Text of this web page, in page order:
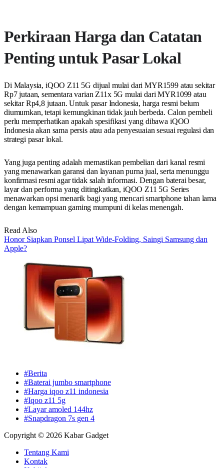
Perkiraan Harga dan Catatan
Penting untuk Pasar Lokal
Di Malaysia, iQOO Z11 5G dijual mulai dari MYR1599 atau sekitar
Rp7 jutaan, sementara varian Z11x 5G mulai dari MYR1099 atau
sekitar Rp4,8 jutaan. Untuk pasar Indonesia, harga resmi belum
diumumkan, tetapi kemungkinan tidak jauh berbeda. Calon pembeli
perlu memperhatikan apakah spesifikasi yang dibawa iQOO
Indonesia akan sama persis atau ada penyesuaian sesuai regulasi dan
strategi pasar lokal.
Yang juga penting adalah memastikan pembelian dari kanal resmi
yang menawarkan garansi dan layanan purna jual, serta menunggu
konfirmasi resmi agar tidak salah informasi. Dengan baterai besar,
layar dan performa yang ditingkatkan, iQOO Z11 5G Series
menawarkan opsi menarik bagi yang mencari smartphone tahan lama
dengan kemampuan gaming mumpuni di kelas menengah.
Read Also
Honor Siapkan Ponsel Lipat Wide-Folding, Saingi Samsung dan
Apple?
#Berita
#Baterai jumbo smartphone
#Harga iqoo z11 indonesia
#Iqoo z11 5g
#Layar amoled 144hz
#Snapdragon 7s gen 4
Copyright © 2026 Kabar Gadget
Tentang Kami
Kontak